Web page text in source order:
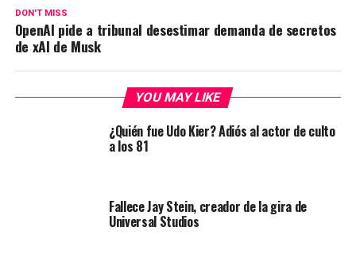
DON'T MISS
OpenAI pide a tribunal desestimar demanda de secretos
de xAI de Musk
YOU MAY LIKE
¿Quién fue Udo Kier? Adiós al actor de culto
a los 81
Fallece Jay Stein, creador de la gira de
Universal Studios